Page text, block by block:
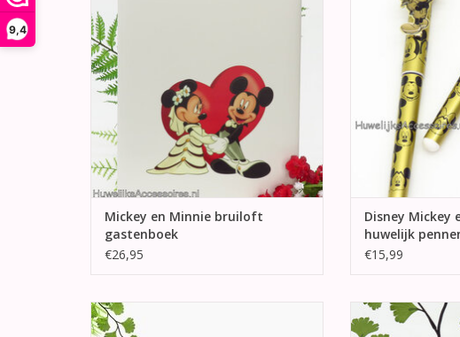
9,4
Mickey en Minnie bruiloft
gastenboek
€26,95
trouwregister met
TOEVOEGEN
Disney Mickey
huwelijk
€15,99
Prachtige Disney Minnie Mouse bruids
kousenband met witte kant. Versierd met
Super mooie
bedankje van